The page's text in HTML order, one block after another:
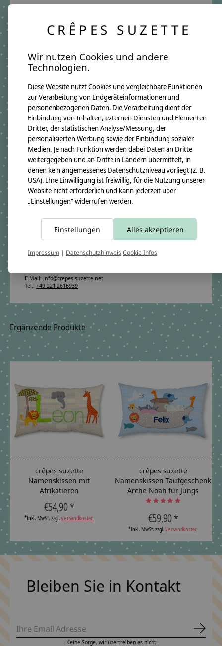
Jedes Namenskissen wird individuell für dich
angefertigt. Da wir ausgewählte Stoffe saisonal
Abweichungen bei einzelnen Stoffdetails
kommen. Genau das macht jedes Kissen zu einem
besonderen Unikat mit eigenem Charme.
Produktangaben:
Namenskissen Samuel
GTIN:4250608121744
Breite ca. 46cm
Höhe ca. 30cm
Material:
100% Baumwollstoff OEKO-TEX 100
Immer dabei ist ein Namensanhänger aus Holzwürfeln
Füllung:
allergikerfreundliche silikonisierte Polyesterfaserbällchen OEKO-TEX
100
Pflegehinweis:
Sicherheitshinweise:
Die angehängten Holzwürfel sind nicht für Kinder unter 3 Jahren
crêpes suzette GmbH & Co. KG
E-Mail: info@crepes-suzette.net
Tel.: +49 221 2616939
Ergänzende Produkte
Carousel items
crêpes suzette
Namenskissen mit
Afrikatieren
€54,90 *
*Inkl. MwSt. zzgl.Versandkosten
crêpes suzette
Namenskissen Taufgeschenk
Arche Noah für Jungs
The rating of this product is
€59,90 *
*Inkl. MwSt. zzgl.Versandkosten
Bleiben Sie in Kontakt
Keine Sorge, wir übertreiben es nicht
CRÊPES SUZETTE
Wir nutzen Cookies und andere
Technologien.
Diese Website nutzt Cookies und vergleichbare Funktionen
zur Verarbeitung von Endgeräteinformationen und
personenbezogenen Daten. Die Verarbeitung dient der
Einbindung von Inhalten, externen Diensten und Elementen
Dritter, der statistischen Analyse/Messung, der
personalisierten Werbung sowie der Einbindung sozialer
Medien. Je nach Funktion werden dabei Daten an Dritte
weitergegeben und an Dritte in Ländern übermittelt, in
denen kein angemessenes Datenschutzniveau vorliegt (z. B.
USA). Ihre Einwilligung ist freiwillig, für die Nutzung unserer
Website nicht erforderlich und kann jederzeit über
„Einstellungen“ widerrufen werden.
Einstellungen Alles akzeptieren
Impressum | DatenschutzhinweisCookie Infos